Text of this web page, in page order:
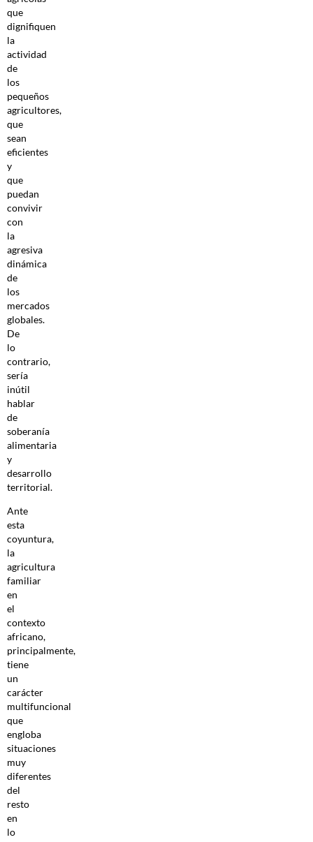
que
dignifiquen
la
actividad
de
los
pequeños
agricultores,
que
sean
eficientes
y
que
puedan
convivir
con
la
agresiva
dinámica
de
los
mercados
globales.
De
lo
contrario,
sería
inútil
hablar
de
soberanía
alimentaria
y
desarrollo
territorial.
Ante
esta
coyuntura,
la
agricultura
familiar
en
el
contexto
africano,
principalmente,
tiene
un
carácter
multifuncional
que
engloba
situaciones
muy
diferentes
del
resto
en
lo